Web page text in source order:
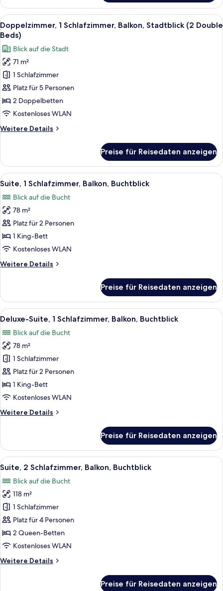
Balkon,
Buchtblick
Alle
Fotos
für
Doppelzimmer,
1
Schlafzimmer,
Balkon,
Stadtblick
(2
Beds)
Ein Hotelzimmer mit zwei Betten,
4
Doppelzimmer, 1 Schlafzimmer, Balkon, Stadtblick (2 Double
Beds)
Blick auf die Stadt
71 m²
1 Schlafzimmer
Platz für 5 Personen
2 Doppelbetten
Kostenloses WLAN
Weitere Details
Weitere
1
Schlafzimmer,
Balkon,
(2
Double
Beds)
Preise für Reisedaten anzeigen
Alle
Fotos
für
Suite,
1
Schlafzimmer,
Balkon,
anzeigen
Ein modernes Hotelzimmer mit
6
Suite, 1 Schlafzimmer, Balkon, Buchtblick
Blick auf die Bucht
78 m²
Platz für 2 Personen
1 King-Bett
Kostenloses WLAN
Weitere Details
Weitere
1
Schlafzimmer,
Balkon,
Preise für Reisedaten anzeigen
Alle
Fotos
für
Deluxe-
Suite,
1
Schlafzimmer,
Balkon,
anzeigen
Ein modernes Hotelzimmer mit
6
Deluxe-Suite, 1 Schlafzimmer, Balkon, Buchtblick
Blick auf die Bucht
78 m²
1 Schlafzimmer
Platz für 2 Personen
1 King-Bett
Kostenloses WLAN
Weitere Details
Weitere
Suite,
Schlafzimmer,
Buchtblick
Preise für Reisedaten anzeigen
Alle
Fotos
für
Suite,
2 Schlafzimmer,
Balkon,
Buchtblick
anzeigen
Ein modernes Hotelzimmer mit
6
Suite, 2 Schlafzimmer, Balkon, Buchtblick
Blick auf die Bucht
118 m²
1 Schlafzimmer
Platz für 4 Personen
2 Queen-Betten
Kostenloses WLAN
Weitere Details
Weitere
Preise für Reisedaten anzeigen